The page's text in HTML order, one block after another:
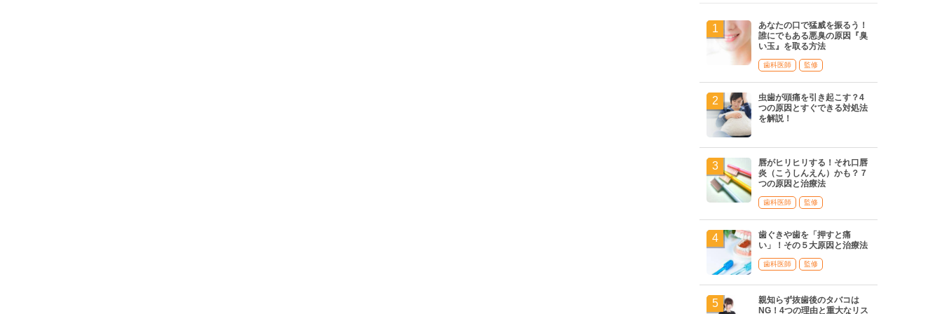
あなたの口で猛威を振るう！
誰にでもある悪臭の原因『臭
い玉』を取る方法
歯科医師 監修
虫歯が頭痛を引き起こす？4
つの原因とすぐできる対処法
を解説！
唇がヒリヒリする！それ口唇
炎（こうしんえん）かも？７
つの原因と治療法
歯科医師 監修
歯ぐきや歯を「押すと痛
い」！その５大原因と治療法
歯科医師 監修
親知らず抜歯後のタバコは
NG！4つの理由と重大なリス